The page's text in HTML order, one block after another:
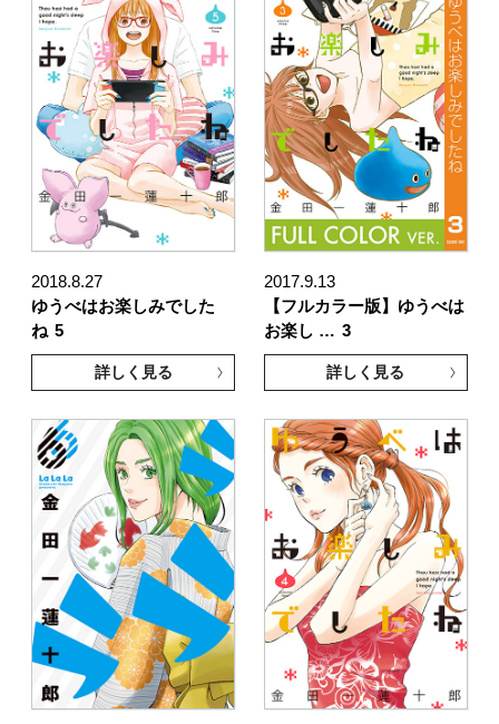
2018.8.27
ゆうべはお楽しみでした
ね 5
詳しく見る
2017.9.13
【フルカラー版】ゆうべは
お楽し … 3
詳しく見る